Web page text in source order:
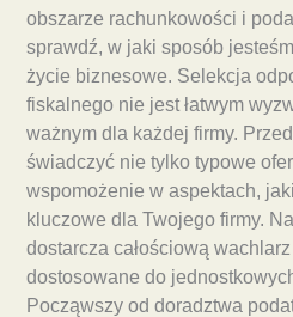
obszarze rachunkowości i
sprawdź, w jaki sposób
życie biznesowe. Selekcja
fiskalnego nie jest łatwym
ważnym dla każdej firmy.
świadczyć nie tylko typowe
wspomożenie w aspektach,
kluczowe dla Twojego firmy.
dostarcza całościową
dostosowane do
Począwszy od doradztwa